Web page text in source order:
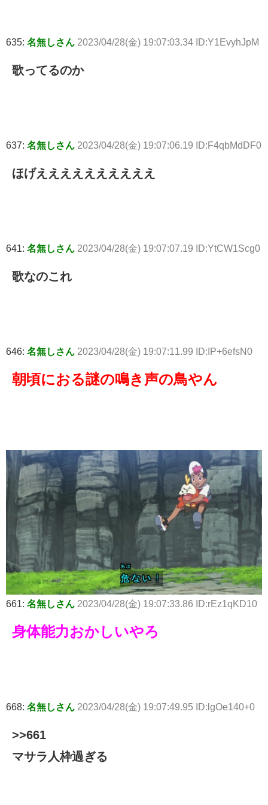
635: 名無しさん 2023/04/28(金) 19:07:03.34 ID:Y1EvyhJpM
歌ってるのか
637: 名無しさん 2023/04/28(金) 19:07:06.19 ID:F4qbMdDF0
ほげええええええええええ
641: 名無しさん 2023/04/28(金) 19:07:07.19 ID:YtCW1Scg0
歌なのこれ
646: 名無しさん 2023/04/28(金) 19:07:11.99 ID:IP+6efsN0
朝頃におる謎の鳴き声の鳥やん
661: 名無しさん 2023/04/28(金) 19:07:33.86 ID:rEz1qKD10
身体能力おかしいやろ
668: 名無しさん 2023/04/28(金) 19:07:49.95 ID:lgOe140+0
>>661
マサラ人枠過ぎる